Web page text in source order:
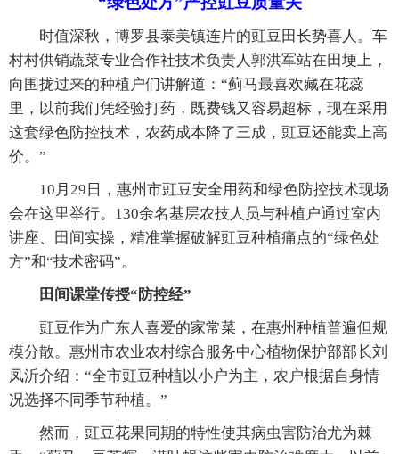
时值深秋，博罗县泰美镇连片的豇豆田长势喜人。车
村村供销蔬菜专业合作社技术负责人郭洪军站在田埂上，
向围拢过来的种植户们讲解道：“蓟马最喜欢藏在花蕊
里，以前我们凭经验打药，既费钱又容易超标，现在采用
这套绿色防控技术，农药成本降了三成，豇豆还能卖上高
价。”
10月29日，惠州市豇豆安全用药和绿色防控技术现场
会在这里举行。130余名基层农技人员与种植户通过室内
讲座、田间实操，精准掌握破解豇豆种植痛点的“绿色处
方”和“技术密码”。
田间课堂传授“防控经”
豇豆作为广东人喜爱的家常菜，在惠州种植普遍但规
模分散。惠州市农业农村综合服务中心植物保护部部长刘
凤沂介绍：“全市豇豆种植以小户为主，农户根据自身情
况选择不同季节种植。”
然而，豇豆花果同期的特性使其病虫害防治尤为棘